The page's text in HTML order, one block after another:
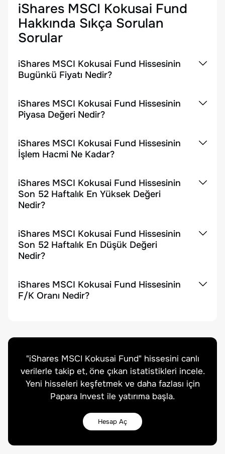
iShares MSCI Kokusai Fund
Hakkında Sıkça Sorulan
Sorular
iShares MSCI Kokusai Fund Hissesinin
Bugünkü Fiyatı Nedir?
iShares MSCI Kokusai Fund Hissesinin
Piyasa Değeri Nedir?
iShares MSCI Kokusai Fund Hissesinin
İşlem Hacmi Ne Kadar?
iShares MSCI Kokusai Fund Hissesinin
Son 52 Haftalık En Yüksek Değeri
Nedir?
iShares MSCI Kokusai Fund Hissesinin
Son 52 Haftalık En Düşük Değeri
Nedir?
iShares MSCI Kokusai Fund Hissesinin
F/K Oranı Nedir?
"iShares MSCI Kokusai Fund" hissesini canlı
verilerle takip et, öne çıkan istatistikleri incele.
Yeni hisseleri keşfetmek ve daha fazlası için
Papara Invest ile yatırıma başla.
Hesap Aç